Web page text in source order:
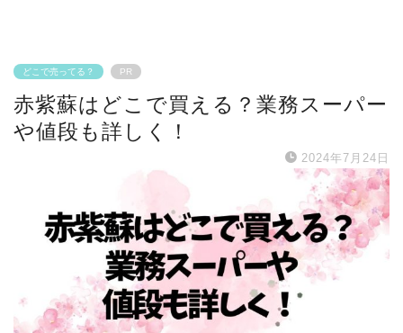
どこで売ってる？ PR
赤紫蘇はどこで買える？業務スーパー
や値段も詳しく！
2024年7月24日